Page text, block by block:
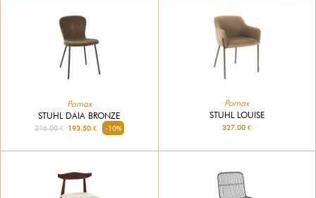
Pomax
STUHL DAIA BRONZE
216.00 €193.50 € -10%
Pomax
STUHL LOUISE
327.00 €